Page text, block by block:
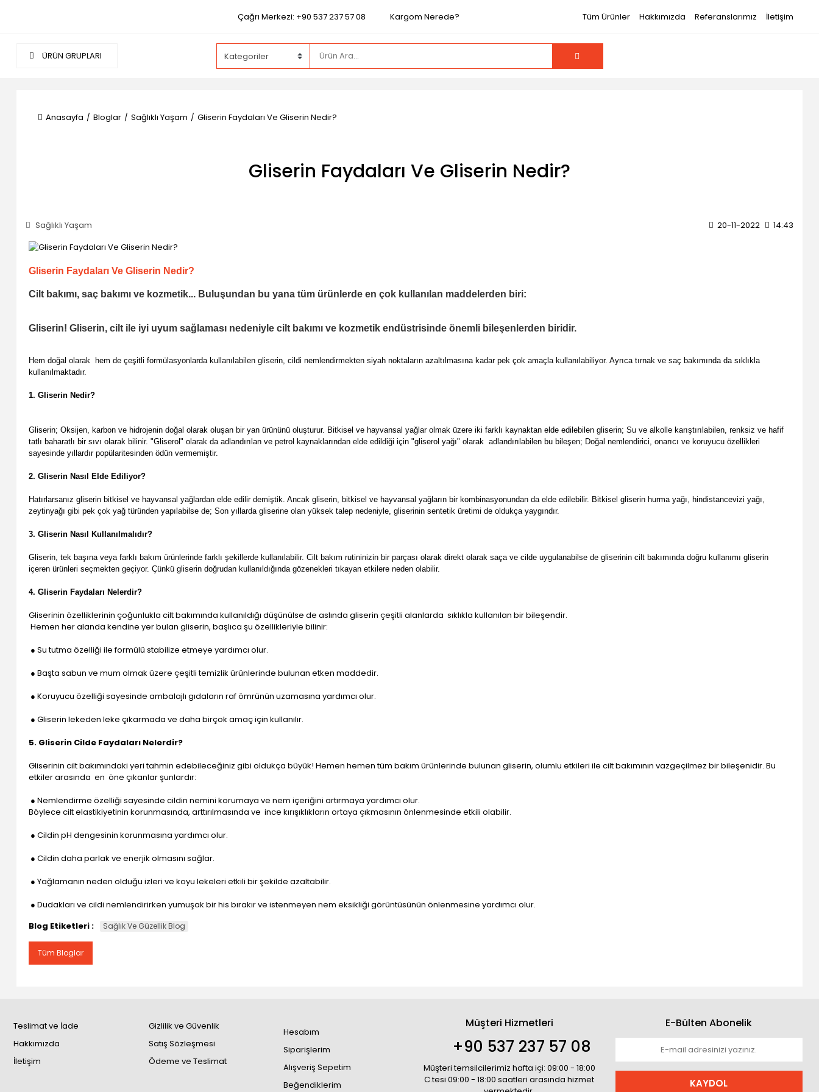
Çağrı Merkezi: +90 537 237 57 08 Kargom Nerede? Tüm Ürünler Hakkımızda Referanslarımız İletişim
ÜRÜN GRUPLARI
Anasayfa Bloglar Sağlıklı Yaşam Gliserin Faydaları Ve Gliserin Nedir?
Gliserin Faydaları Ve Gliserin Nedir?
Sağlıklı Yaşam 20-11-2022 14:43
Gliserin Faydaları Ve Gliserin Nedir?
Cilt bakımı, saç bakımı ve kozmetik... Buluşundan bu yana tüm ürünlerde en çok kullanılan maddelerden biri:
Gliserin! Gliserin, cilt ile iyi uyum sağlaması nedeniyle cilt bakımı ve kozmetik endüstrisinde önemli bileşenlerden biridir.
Hem doğal olarak hem de çeşitli formülasyonlarda kullanılabilen gliserin, cildi nemlendirmekten siyah noktaların azaltılmasına kadar pek çok amaçla kullanılabiliyor. Ayrıca tırnak ve saç bakımında da sıklıkla
kullanılmaktadır.
1. Gliserin Nedir?
Gliserin; Oksijen, karbon ve hidrojenin doğal olarak oluşan bir yan ürününü oluşturur. Bitkisel ve hayvansal yağlar olmak üzere iki farklı kaynaktan elde edilebilen gliserin; Su ve alkolle karıştırılabilen, renksiz ve hafif
tatlı baharatlı bir sıvı olarak bilinir. "Gliserol" olarak da adlandırılan ve petrol kaynaklarından elde edildiği için "gliserol yağı" olarak adlandırılabilen bu bileşen; Doğal nemlendirici, onarıcı ve koruyucu özellikleri
sayesinde yıllardır popülaritesinden ödün vermemiştir.
2. Gliserin Nasıl Elde Ediliyor?
Hatırlarsanız gliserin bitkisel ve hayvansal yağlardan elde edilir demiştik. Ancak gliserin, bitkisel ve hayvansal yağların bir kombinasyonundan da elde edilebilir. Bitkisel gliserin hurma yağı, hindistancevizi yağı,
zeytinyağı gibi pek çok yağ türünden yapılabilse de; Son yıllarda gliserine olan yüksek talep nedeniyle, gliserinin sentetik üretimi de oldukça yaygındır.
3. Gliserin Nasıl Kullanılmalıdır?
Gliserin, tek başına veya farklı bakım ürünlerinde farklı şekillerde kullanılabilir. Cilt bakım rutininizin bir parçası olarak direkt olarak saça ve cilde uygulanabilse de gliserinin cilt bakımında doğru kullanımı gliserin
içeren ürünleri seçmekten geçiyor. Çünkü gliserin doğrudan kullanıldığında gözenekleri tıkayan etkilere neden olabilir.
4. Gliserin Faydaları Nelerdir?
Gliserinin özelliklerinin çoğunlukla cilt bakımında kullanıldığı düşünülse de aslında gliserin çeşitli alanlarda sıklıkla kullanılan bir bileşendir.
Hemen her alanda kendine yer bulan gliserin, başlıca şu özellikleriyle bilinir:
● Su tutma özelliği ile formülü stabilize etmeye yardımcı olur.
● Başta sabun ve mum olmak üzere çeşitli temizlik ürünlerinde bulunan etken maddedir.
● Koruyucu özelliği sayesinde ambalajlı gıdaların raf ömrünün uzamasına yardımcı olur.
● Gliserin lekeden leke çıkarmada ve daha birçok amaç için kullanılır.
5. Gliserin Cilde Faydaları Nelerdir?
Gliserinin cilt bakımındaki yeri tahmin edebileceğiniz gibi oldukça büyük! Hemen hemen tüm bakım ürünlerinde bulunan gliserin, olumlu etkileri ile cilt bakımının vazgeçilmez bir bileşenidir. Bu
etkiler arasında en öne çıkanlar şunlardır:
● Nemlendirme özelliği sayesinde cildin nemini korumaya ve nem içeriğini artırmaya yardımcı olur.
Böylece cilt elastikiyetinin korunmasında, arttırılmasında ve ince kırışıklıkların ortaya çıkmasının önlenmesinde etkili olabilir.
● Cildin pH dengesinin korunmasına yardımcı olur.
● Cildin daha parlak ve enerjik olmasını sağlar.
● Yağlamanın neden olduğu izleri ve koyu lekeleri etkili bir şekilde azaltabilir.
● Dudakları ve cildi nemlendirirken yumuşak bir his bırakır ve istenmeyen nem eksikliği görüntüsünün önlenmesine yardımcı olur.
Blog Etiketleri :
Sağlık Ve Güzellik Blog
Tüm Bloglar
Teslimat ve İade
Hakkımızda
İletişim
Gizlilik ve Güvenlik
Satış Sözleşmesi
Ödeme ve Teslimat
Hesabım
Siparişlerim
Alışveriş Sepetim
Beğendiklerim
Müşteri Hizmetleri
+90 537 237 57 08
Müşteri temsilcilerimiz hafta içi: 09:00 - 18:00
C.tesi 09:00 - 18:00 saatleri arasında hizmet
E-Bülten Abonelik
KAYDOL